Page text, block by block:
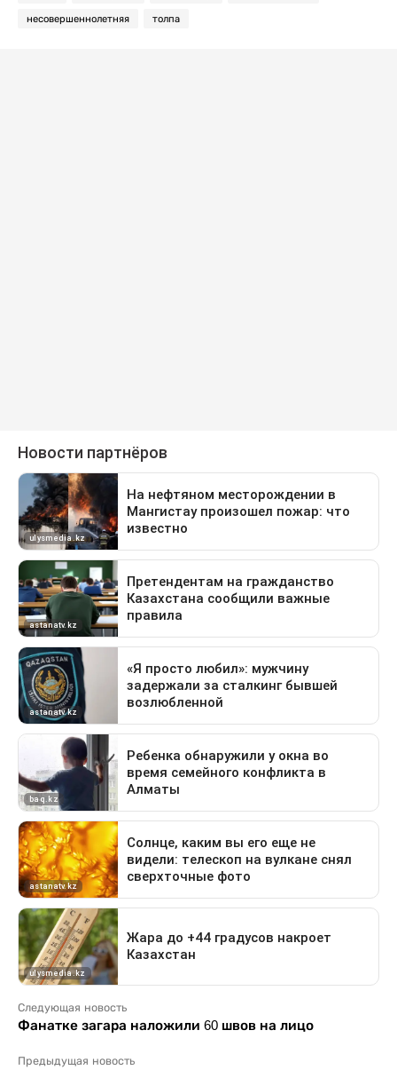
несовершеннолетняя толпа
Следующая новость
Фанатке загара наложили 60 швов на лицо
Предыдущая новость